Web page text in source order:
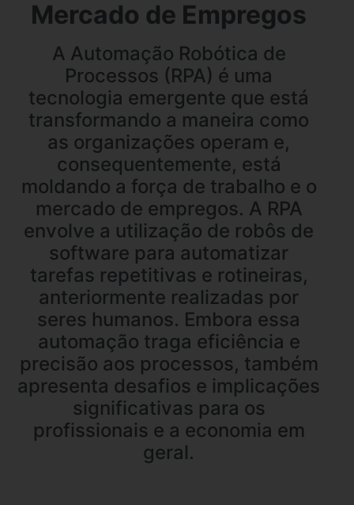
Mercado de Empregos
A Automação Robótica de
Processos (RPA) é uma
tecnologia emergente que está
transformando a maneira como
as organizações operam e,
consequentemente, está
moldando a força de trabalho e o
mercado de empregos. A RPA
envolve a utilização de robôs de
software para automatizar
tarefas repetitivas e rotineiras,
anteriormente realizadas por
seres humanos. Embora essa
automação traga eficiência e
precisão aos processos, também
apresenta desafios e implicações
significativas para os
profissionais e a economia em
geral.